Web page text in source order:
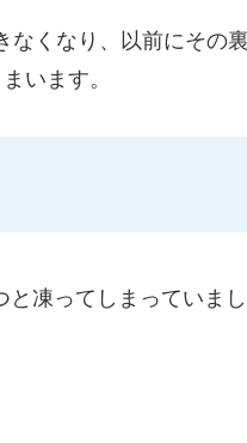
なくなり、以前にその
います。
凍ってしまっていまし